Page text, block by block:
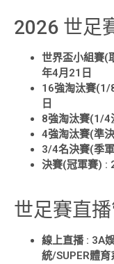
2026 世足
世界盃小組賽(
年4月21日
16強淘汰賽
日
8強淘汰賽(1/4
4強淘汰賽(準
3/4名決賽(季
決賽(冠軍賽) :
世足賽直
線上直播 : 3A
統/SUPER體